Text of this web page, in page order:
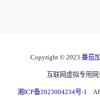
Copyright © 2023 番茄
互联网虚拟专用
湘ICP备2023004234号-1